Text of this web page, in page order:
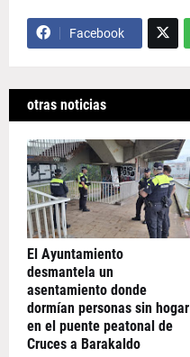
Facebook
otras noticias
El Ayuntamiento
desmantela un
asentamiento donde
dormían personas sin hogar
en el puente peatonal de
Cruces a Barakaldo